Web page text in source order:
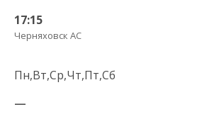
17:15
Черняховск АС
Пн,Вт,Ср,Чт,Пт,Сб
—